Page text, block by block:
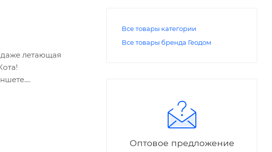
даже летающая
Все товары категории
Все товары бренда Геодом
Оптовое предложение